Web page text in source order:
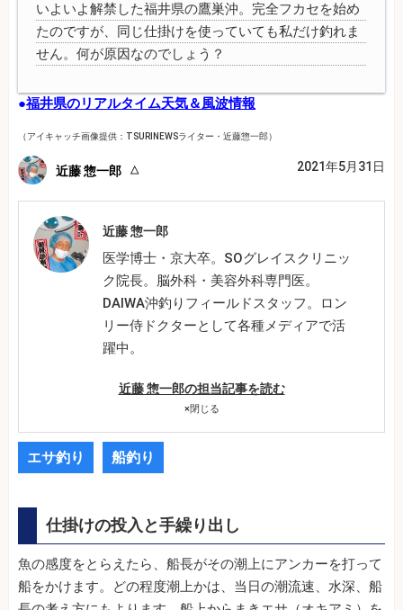
いよいよ解禁した福井県の鷹巣沖。完全フカセを始め
たのですが、同じ仕掛けを使っていても私だけ釣れま
せん。何が原因なのでしょう？
●福井県のリアルタイム天気＆風波情報
（アイキャッチ画像提供：TSURINEWSライター・近藤惣一郎）
近藤 惣一郎 2021年5月31日
近藤 惣一郎
医学博士・京大卒。SOグレイスクリニッ
ク院長。脳外科・美容外科専門医。
DAIWA沖釣りフィールドスタッフ。ロン
リー侍ドクターとして各種メディアで活
躍中。
近藤 惣一郎の担当記事を読む
×閉じる
エサ釣り 船釣り
仕掛けの投入と手繰り出し
魚の感度をとらえたら、船長がその潮上にアンカーを打って
船をかけます。どの程度潮上かは、当日の潮流速、水深、船